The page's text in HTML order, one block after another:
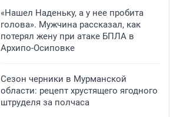
«Нашел Наденьку, а у нее пробита
голова». Мужчина рассказал, как
потерял жену при атаке БПЛА в
Архипо-Осиповке
Сезон черники в Мурманской
области: рецепт хрустящего ягодного
штруделя за полчаса